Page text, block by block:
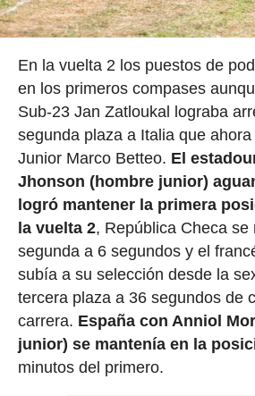
En la vuelta 2 los puestos de
en los primeros compases
Sub-23 Jan Zatloukal lograba
segunda plaza a Italia que
Junior Marco Betteo. El
Jhonson (hombre junior)
logró mantener la primera
la vuelta 2, República Checa se
segunda a 6 segundos y el
subía a su selección desde la
tercera plaza a 36 segundos de
carrera. España con Anniol
junior) se mantenía en la
minutos del primero.